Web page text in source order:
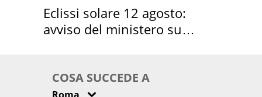
Eclissi solare 12 agosto:
avviso del ministero su